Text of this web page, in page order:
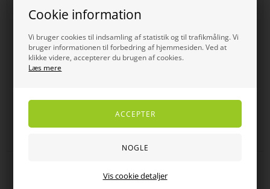
Cookie information
Vi bruger cookies til indsamling af statistik og til trafikmåling. Vi
bruger informationen til forbedring af hjemmesiden. Ved at
klikke videre, accepterer du brugen af cookies.
Læs mere
Vis cookie detaljer
Skovhuus klassisk cardigan i
SPAR
20%